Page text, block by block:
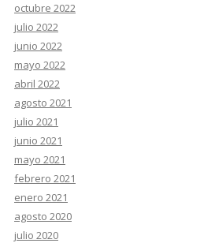
octubre 2022
julio 2022
junio 2022
mayo 2022
abril 2022
agosto 2021
julio 2021
junio 2021
mayo 2021
febrero 2021
enero 2021
agosto 2020
julio 2020